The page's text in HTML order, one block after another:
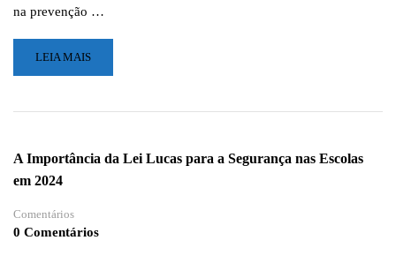
na prevenção …
LEIA
MAIS
A
BRIGADA
DE
NA
PARAÍBA
LEIA MAIS
A Importância da Lei Lucas para a Segurança nas Escolas
em 2024
Comentários
0 Comentários